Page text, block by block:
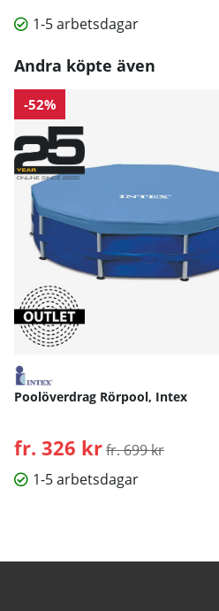
1-5 arbetsdagar
Andra köpte även
-52%
Poolöverdrag Rörpool, Intex
fr. 326 krOrdinarie pris:
fr. 699 kr
1-5 arbetsdagar